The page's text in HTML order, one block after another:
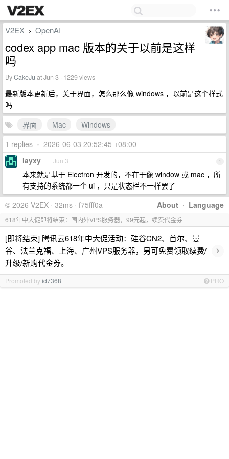
V2EX › OpenAI
codex app mac 版本的关于以前是这样
吗
ByCakeJu at Jun 3 · 1229 views
最新版本更新后，关于界面，怎么那么像 windows ，以前是这个样式
吗
界面
Mac
Windows
1 replies • 2026-06-03 20:52:45 +08:00
1
layxy Jun 3
本来就是基于 Electron 开发的，不在于像 window 或 mac ，所
有支持的系统都一个 ui ，只是状态栏不一样罢了
About · Language
© 2026 V2EX · 32ms · f75fff0a
618年中大促即将结束：国内外VPS服务器，99元起，续费代金券
[即将结束] 腾讯云618年中大促活动：硅谷CN2、首尔、曼
谷、法兰克福、上海、广州VPS服务器，另可免费领取续费/
升级/新购代金券。
›
Promoted byid7368 PRO